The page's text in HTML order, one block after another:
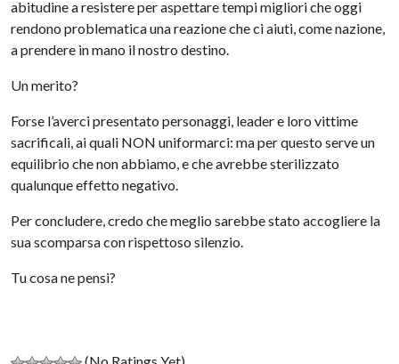
abitudine a resistere per aspettare tempi migliori che oggi
rendono problematica una reazione che ci aiuti, come nazione,
a prendere in mano il nostro destino.
Un merito?
Forse l’averci presentato personaggi, leader e loro vittime
sacrificali, ai quali NON uniformarci: ma per questo serve un
equilibrio che non abbiamo, e che avrebbe sterilizzato
qualunque effetto negativo.
Per concludere, credo che meglio sarebbe stato accogliere la
sua scomparsa con rispettoso silenzio.
Tu cosa ne pensi?